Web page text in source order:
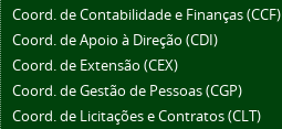
Coord. de Contabilidade e Finanças (CCF)
Coord. de Apoio à Direção (CDI)
Coord. de Extensão (CEX)
Coord. de Gestão de Pessoas (CGP)
Coord. de Licitações e Contratos (CLT)